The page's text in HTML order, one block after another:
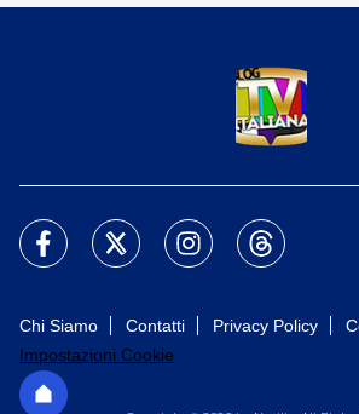
Chi Siamo Contatti Privacy Policy
Impostazioni Cookie